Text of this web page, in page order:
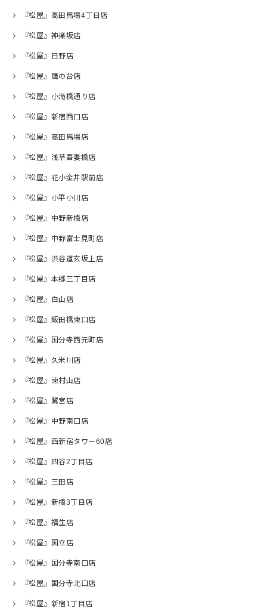
『松屋』高田馬場4丁目店
『松屋』神楽坂店
『松屋』日野店
『松屋』鷹の台店
『松屋』小滝橋通り店
『松屋』新宿西口店
『松屋』高田馬場店
『松屋』浅草吾妻橋店
『松屋』花小金井駅前店
『松屋』小平小川店
『松屋』中野新橋店
『松屋』中野富士見町店
『松屋』渋谷道玄坂上店
『松屋』本郷三丁目店
『松屋』白山店
『松屋』飯田橋東口店
『松屋』国分寺西元町店
『松屋』久米川店
『松屋』東村山店
『松屋』鷺宮店
『松屋』中野南口店
『松屋』西新宿タワー60店
『松屋』四谷2丁目店
『松屋』三田店
『松屋』新橋3丁目店
『松屋』福生店
『松屋』国立店
『松屋』国分寺南口店
『松屋』国分寺北口店
『松屋』新宿1丁目店